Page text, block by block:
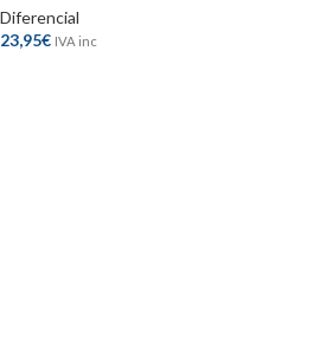
Diferencial
23,95€ IVA inc